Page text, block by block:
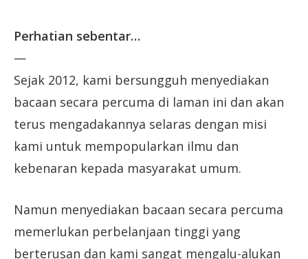
Perhatian sebentar…
—
Sejak 2012, kami bersungguh menyediakan
bacaan secara percuma di laman ini dan akan
terus mengadakannya selaras dengan misi
kami untuk mempopularkan ilmu dan
kebenaran kepada masyarakat umum.
Namun menyediakan bacaan secara percuma
memerlukan perbelanjaan tinggi yang
berterusan dan kami sangat mengalu-alukan